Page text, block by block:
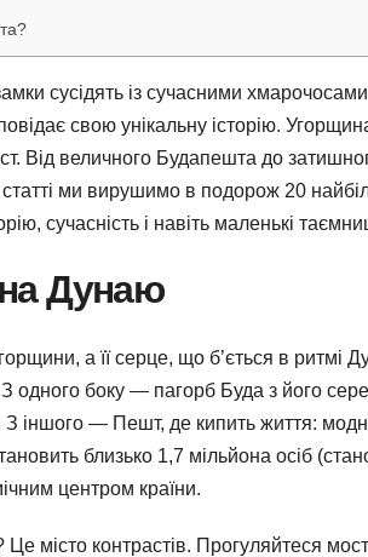
сусідять із сучасними
свою унікальну історію.
Від величного Будапешта до
статті ми вирушимо в подорож 20
сучасність і навіть маленькі
Дунаю
а її серце, що б’ється в ритмі
З одного боку — пагорб Буда з його
— Пешт, де кипить життя: модні
близько 1,7 мільйона осіб
центром країни.
місто контрастів. Прогуляйтеся